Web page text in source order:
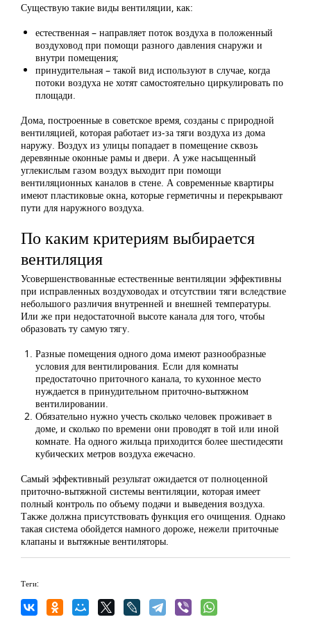
Существую такие виды вентиляции, как:
естественная – направляет поток воздуха в положенный
воздуховод при помощи разного давления снаружи и
внутри помещения;
принудительная – такой вид используют в случае, когда
потоки воздуха не хотят самостоятельно циркулировать по
площади.
Дома, построенные в советское время, созданы с природной
вентиляцией, которая работает из-за тяги воздуха из дома
наружу. Воздух из улицы попадает в помещение сквозь
деревянные оконные рамы и двери. А уже насыщенный
углекислым газом воздух выходит при помощи
вентиляционных каналов в стене. А современные квартиры
имеют пластиковые окна, которые герметичны и перекрывают
пути для наружного воздуха.
По каким критериям выбирается
вентиляция
Усовершенствованные естественные вентиляции эффективны
при исправленных воздуховодах и отсутствии тяги вследствие
небольшого различия внутренней и внешней температуры.
Или же при недостаточной высоте канала для того, чтобы
образовать ту самую тягу.
Разные помещения одного дома имеют разнообразные
условия для вентилирования. Если для комнаты
предостаточно приточного канала, то кухонное место
нуждается в принудительном приточно-вытяжном
вентилировании.
Обязательно нужно учесть сколько человек проживает в
доме, и сколько по времени они проводят в той или иной
комнате. На одного жильца приходится более шестидесяти
кубических метров воздуха ежечасно.
Самый эффективный результат ожидается от полноценной
приточно-вытяжной системы вентиляции, которая имеет
полный контроль по объему подачи и выведения воздуха.
Также должна присутствовать функция его очищения. Однако
такая система обойдется намного дороже, нежели приточные
клапаны и вытяжные вентиляторы.
Теги: